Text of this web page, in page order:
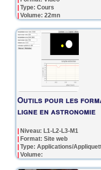
Type: Cours
Volume: 22mn
Outils pour les
ligne en astronomie
Niveau: L1-L2-L3-M1
Format: Site web
Type: Applications/
Volume: